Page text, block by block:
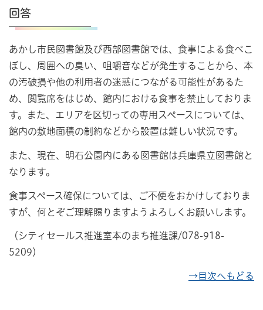
回答
あかし市民図書館及び西部図書館では、食事による食べこ
ぼし、周囲への臭い、咀嚼音などが発生することから、本
の汚破損や他の利用者の迷惑につながる可能性があるた
め、閲覧席をはじめ、館内における食事を禁止しておりま
す。また、エリアを区切っての専用スペースについては、
館内の敷地面積の制約などから設置は難しい状況です。
また、現在、明石公園内にある図書館は兵庫県立図書館と
なります。
食事スペース確保については、ご不便をおかけしておりま
すが、何とぞご理解賜りますようよろしくお願いします。
（シティセールス推進室本のまち推進課/078-918-
5209）
→目次へもどる